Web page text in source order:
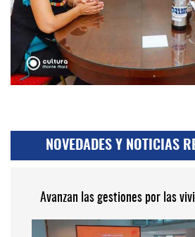
NOVEDADES Y NOTICIAS
Avanzan las gestiones por las